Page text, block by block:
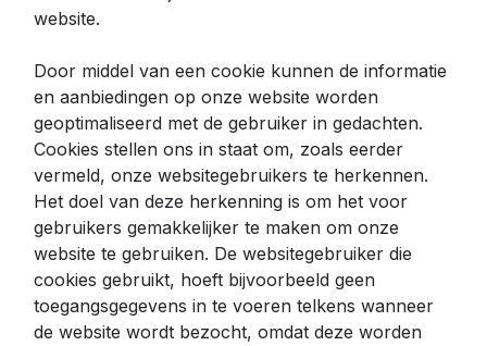
website.
Door middel van een cookie kunnen de informatie
en aanbiedingen op onze website worden
geoptimaliseerd met de gebruiker in gedachten.
Cookies stellen ons in staat om, zoals eerder
vermeld, onze websitegebruikers te herkennen.
Het doel van deze herkenning is om het voor
gebruikers gemakkelijker te maken om onze
website te gebruiken. De websitegebruiker die
cookies gebruikt, hoeft bijvoorbeeld geen
toegangsgegevens in te voeren telkens wanneer
de website wordt bezocht, omdat deze worden